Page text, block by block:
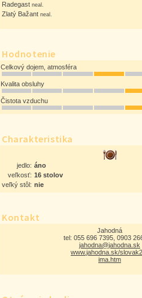
Radegast neal.
Zlatý Bažant neal.
Hodnotenie
Celkový dojem, atmosféra
Kvalita obsluhy
Čistota vzduchu
Charakteristika
jedlo: áno
veľkosť: 16 stolov
veľký stôl: nie
Kontakt
Jahodná
tel: 055 696 7395, 0903
jahodna@jahodna.sk
www.jahodna.sk/
ima.htm